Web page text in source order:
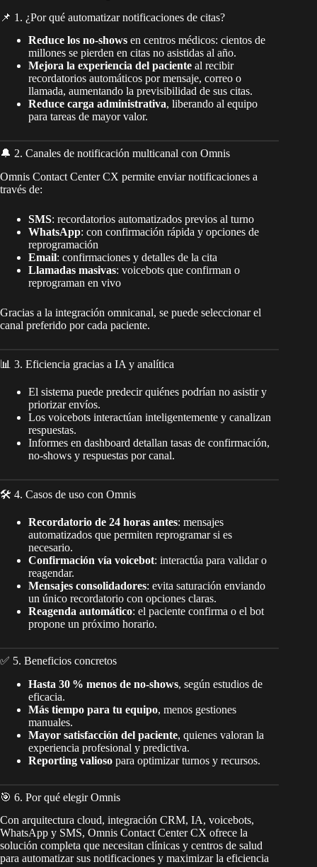
📌 1. ¿Por qué automatizar notificaciones de citas?
Reduce los no-shows en centros médicos: cientos de
millones se pierden en citas no asistidas al año.
Mejora la experiencia del paciente al recibir
recordatorios automáticos por mensaje, correo o
llamada, aumentando la previsibilidad de sus citas.
Reduce carga administrativa, liberando al equipo
para tareas de mayor valor.
🔔 2. Canales de notificación multicanal con Omnis
Omnis Contact Center CX permite enviar notificaciones a
través de:
SMS: recordatorios automatizados previos al turno
WhatsApp: con confirmación rápida y opciones de
reprogramación
Email: confirmaciones y detalles de la cita
Llamadas masivas: voicebots que confirman o
reprograman en vivo
Gracias a la integración omnicanal, se puede seleccionar el
canal preferido por cada paciente.
📊 3. Eficiencia gracias a IA y analítica
El sistema puede predecir quiénes podrían no asistir y
priorizar envíos.
Los voicebots interactúan inteligentemente y canalizan
respuestas.
Informes en dashboard detallan tasas de confirmación,
no-shows y respuestas por canal.
🛠️ 4. Casos de uso con Omnis
Recordatorio de 24 horas antes: mensajes
automatizados que permiten reprogramar si es
necesario.
Confirmación vía voicebot: interactúa para validar o
reagendar.
Mensajes consolidadores: evita saturación enviando
un único recordatorio con opciones claras.
Reagenda automático: el paciente confirma o el bot
propone un próximo horario.
✅ 5. Beneficios concretos
Hasta 30 % menos de no-shows, según estudios de
eficacia.
Más tiempo para tu equipo, menos gestiones
manuales.
Mayor satisfacción del paciente, quienes valoran la
experiencia profesional y predictiva.
Reporting valioso para optimizar turnos y recursos.
🎯 6. Por qué elegir Omnis
Con arquitectura cloud, integración CRM, IA, voicebots,
WhatsApp y SMS, Omnis Contact Center CX ofrece la
solución completa que necesitan clínicas y centros de salud
para automatizar sus notificaciones y maximizar la eficiencia